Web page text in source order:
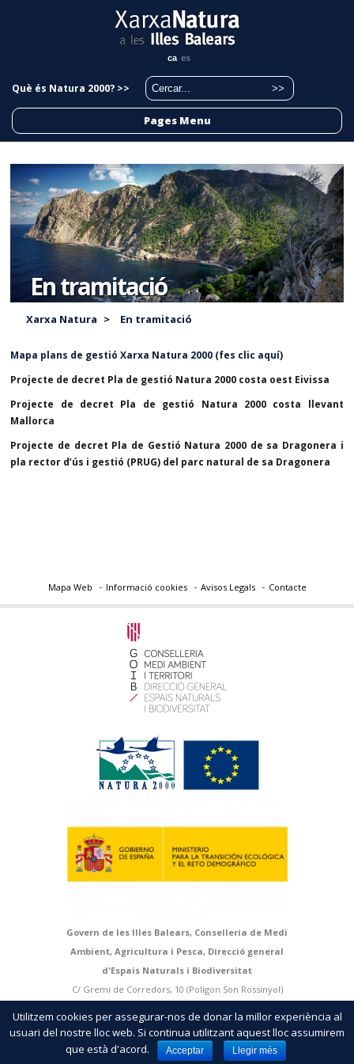
ca es
Què és Natura 2000? >>
Pages Menu
En tramitació
Xarxa Natura > En tramitació
Mapa plans de gestió Xarxa Natura 2000 (fes clic aquí)
Projecte de decret Pla de gestió Natura 2000 costa oest Eivissa
Projecte de decret Pla de gestió Natura 2000 costa llevant
Mallorca
Projecte de decret Pla de Gestió Natura 2000 de sa Dragonera i
pla rector d’ús i gestió (PRUG) del parc natural de sa Dragonera
Mapa Web Informació cookies Avisos Legals Contacte
Govern de les Illes Balears, Conselleria de Medi
Ambient, Agricultura i Pesca, Direcció general
d'Espais Naturals i Biodiversitat
C/ Gremi de Corredors, 10 (Polígon Son Rossinyol)
66 79 |http://natura.caib.es
Utilitzem cookies per assegurar-nos de donar la millor experiència al
usuari del nostre lloc web. Si continua utilitzant aquest lloc assumirem
que està d'acord.
Acceptar Llegir més